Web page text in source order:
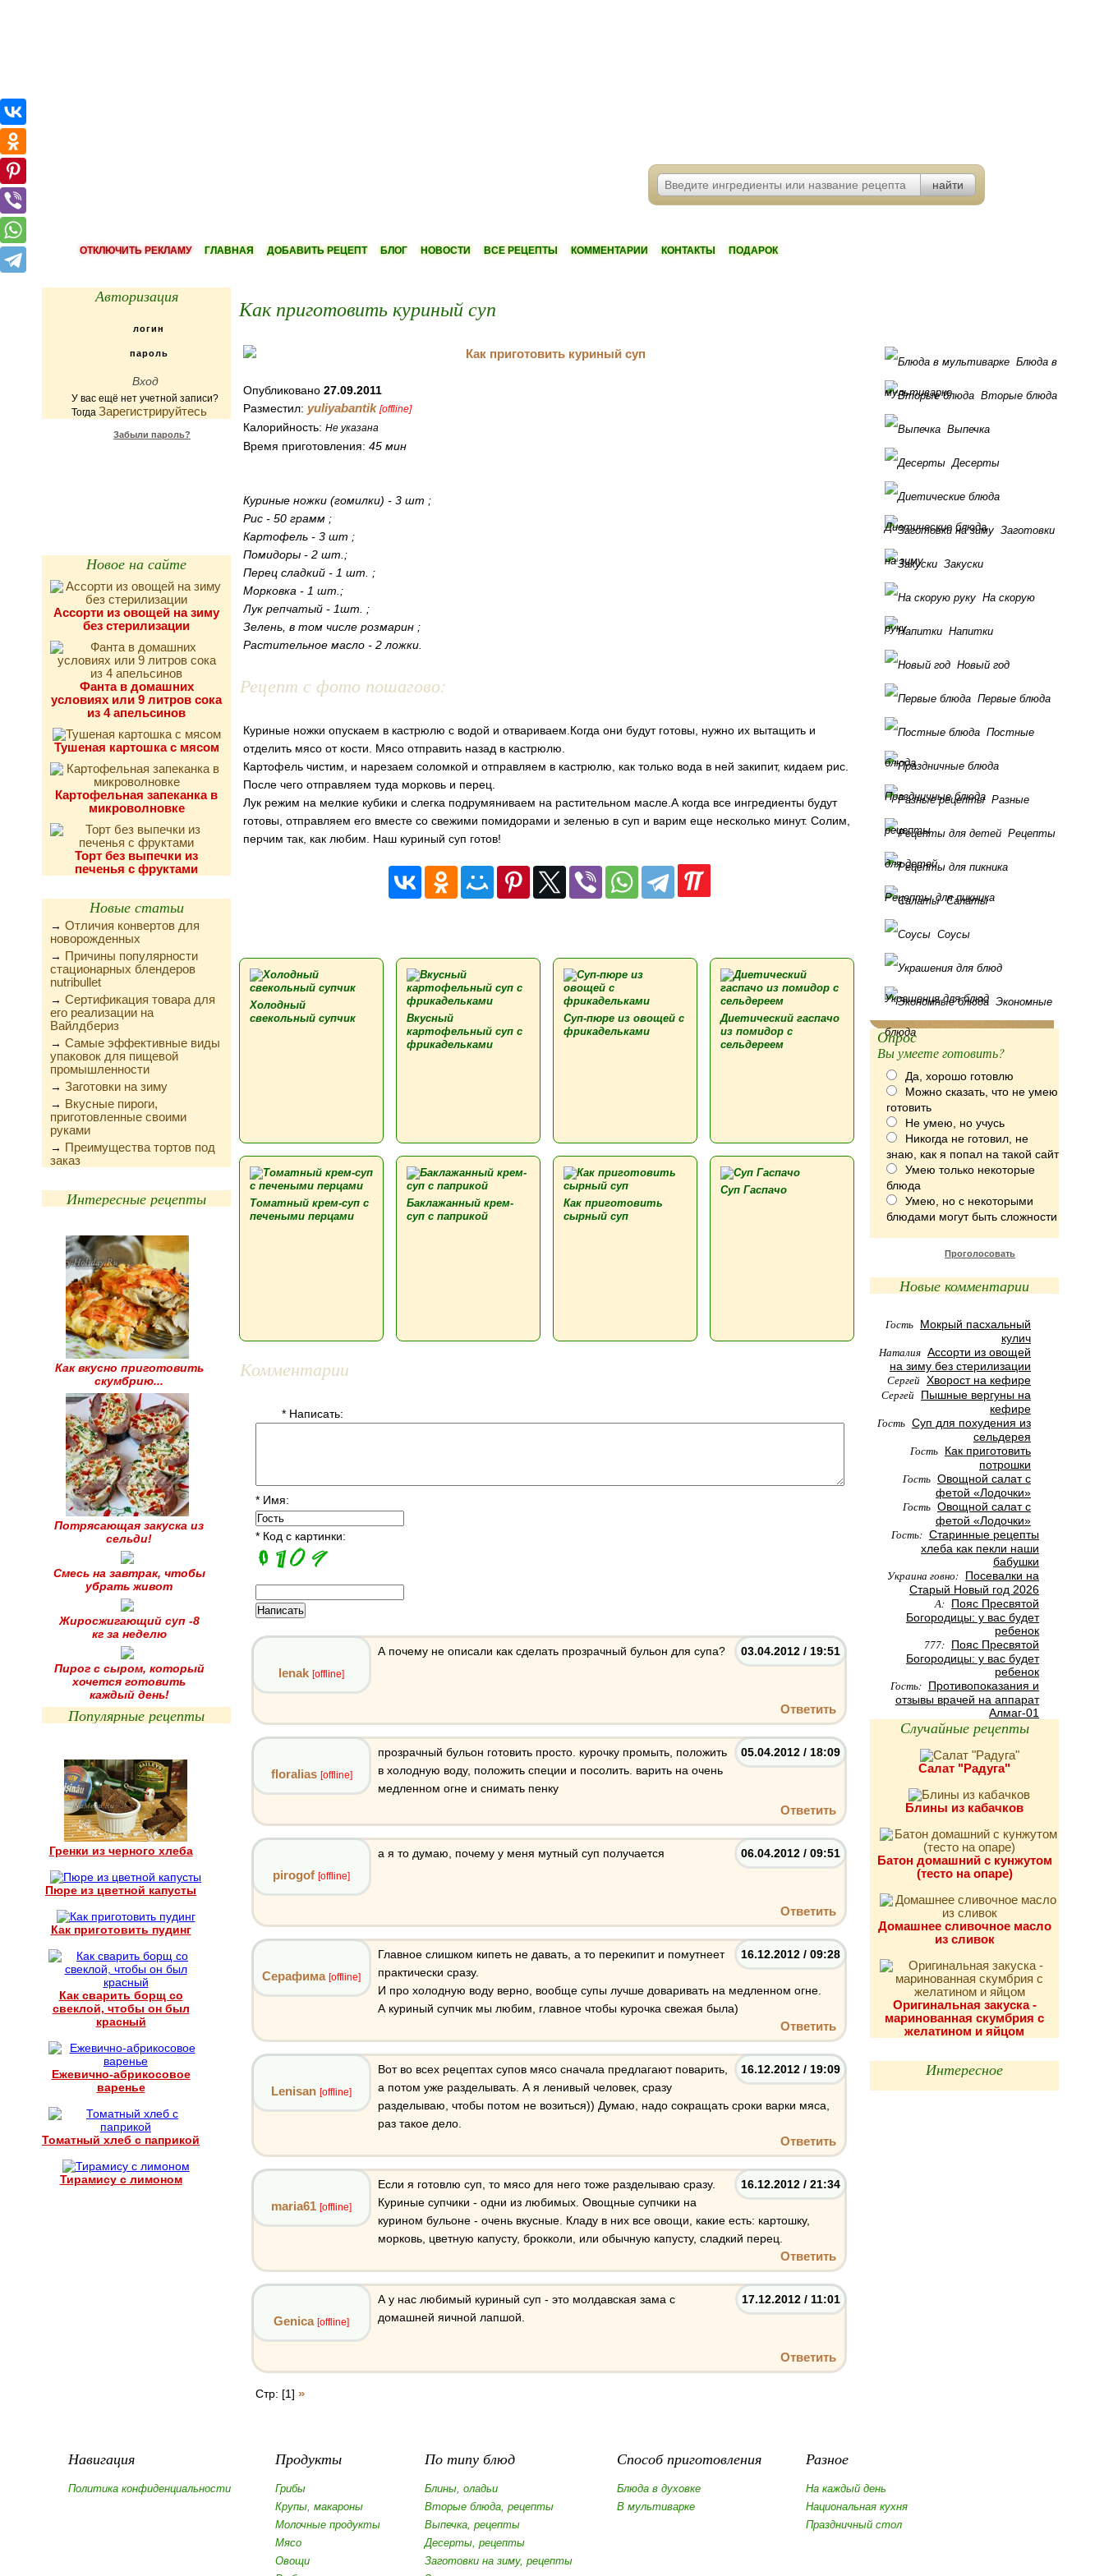
ОТКЛЮЧИТЬ РЕКЛАМУ ГЛАВНАЯ ДОБАВИТЬ РЕЦЕПТ БЛОГ НОВОСТИ ВСЕ РЕЦЕПТЫ КОММЕНТАРИИ КОНТАКТЫ ПОДАРОК
Авторизация
У вас ещё нет учетной записи?
Тогда Зарегистрируйтесь
Забыли пароль?
Новое на сайте
Ассорти из овощей на зиму
без стерилизации
Фанта в домашних
условиях или 9 литров сока
из 4 апельсинов
Тушеная картошка с мясом
Картофельная запеканка в
микроволновке
Торт без выпечки из
печенья с фруктами
Новые статьи
→ Отличия конвертов для
новорожденных
→ Причины популярности
стационарных блендеров
nutribullet
→ Сертификация товара для
его реализации на
Вайлдбериз
→ Самые эффективные виды
упаковок для пищевой
промышленности
→ Заготовки на зиму
→ Вкусные пироги,
приготовленные своими
руками
→ Преимущества тортов под
заказ
Интересные рецепты
Как вкусно приготовить
скумбрию...
Потрясающая закуска из
сельди!
Смесь на завтрак, чтобы
убрать живот
Жиросжигающий суп -8
кг за неделю
Пирог с сыром, который
хочется готовить
каждый день!
Популярные рецепты
Гренки из черного хлеба
Пюре из цветной капусты
Как приготовить пудинг
Как сварить борщ со
свеклой, чтобы он был
красный
Ежевично-абрикосовое
варенье
Томатный хлеб с паприкой
Тирамису с лимоном
Как приготовить куриный суп
Опубликовано 27.09.2011
Разместил: yuliyabantik [offline]
Калорийность: Не указана
Время приготовления: 45 мин
Куриные ножки (гомилки) - 3 шт ;
Рис - 50 грамм ;
Картофель - 3 шт ;
Помидоры - 2 шт.;
Перец сладкий - 1 шт. ;
Морковка - 1 шт.;
Лук репчатый - 1шт. ;
Зелень, в том числе розмарин ;
Растительное масло - 2 ложки.
Рецепт с фото пошагово:
Куриные ножки опускаем в кастрюлю с водой и отвариваем.Когда они будут готовы, нужно их вытащить и
отделить мясо от кости. Мясо отправить назад в кастрюлю.
Картофель чистим, и нарезаем соломкой и отправляем в кастрюлю, как только вода в ней закипит, кидаем рис.
После чего отправляем туда морковь и перец.
Лук режим на мелкие кубики и слегка подрумяниваем на растительном масле.А когда все ингредиенты будут
готовы, отправляем его вместе со свежими помидорами и зеленью в суп и варим еще несколько минут. Солим,
перчим так, как любим. Наш куриный суп готов!
Холодный
свекольный супчик
Вкусный
картофельный суп с
фрикадельками
Суп-пюре из овощей с
фрикадельками
Диетический гаспачо
из помидор с
сельдереем
Томатный крем-суп с
печеными перцами
Баклажанный крем-
суп с паприкой
Как приготовить
сырный суп
Суп Гаспачо
Комментарии
* Написать:
* Имя:
* Код с картинки:
03.04.2012 / 19:51
lenak [offline]
А почему не описали как сделать прозрачный бульон для супа?
Ответить
05.04.2012 / 18:09
floralias [offline]
прозрачный бульон готовить просто. курочку промыть, положить
в холодную воду, положить специи и посолить. варить на очень
медленном огне и снимать пенку
Ответить
06.04.2012 / 09:51
pirogof [offline]
а я то думаю, почему у меня мутный суп получается
Ответить
16.12.2012 / 09:28
Серафима [offline]
Главное слишком кипеть не давать, а то перекипит и помутнеет
практически сразу.
И про холодную воду верно, вообще супы лучше доваривать на медленном огне.
А куриный супчик мы любим, главное чтобы курочка свежая была)
Ответить
16.12.2012 / 19:09
Lenisan [offline]
Вот во всех рецептах супов мясо сначала предлагают поварить,
а потом уже разделывать. А я ленивый человек, сразу
разделываю, чтобы потом не возиться)) Думаю, надо сокращать сроки варки мяса,
раз такое дело.
Ответить
16.12.2012 / 21:34
maria61 [offline]
Если я готовлю суп, то мясо для него тоже разделываю сразу.
Куриные супчики - одни из любимых. Овощные супчики на
курином бульоне - очень вкусные. Кладу в них все овощи, какие есть: картошку,
морковь, цветную капусту, брокколи, или обычную капусту, сладкий перец.
Ответить
17.12.2012 / 11:01
Genica [offline]
А у нас любимый куриный суп - это молдавская зама с
домашней яичной лапшой.
Ответить
Стр: [1] »
Блюда в
мультиварке Вторые блюда
Выпечка
Десерты
Диетические блюда Заготовки
на зиму Закуски
На скорую
руку Напитки
Новый год
Первые блюда
Постные
блюда
Праздничные блюда Разные
рецепты Рецепты
для детей
Рецепты для пикника
Салаты
Соусы
Украшения для блюд Экономные
блюда
Опрос
Вы умеете готовить?
Да, хорошо готовлю
Можно сказать, что не умею
готовить
Не умею, но учусь
Никогда не готовил, не
знаю, как я попал на такой сайт
Умею только некоторые
блюда
Умею, но с некоторыми
блюдами могут быть сложности
Проголосовать
Новые комментарии
Гость Мокрый пасхальный
кулич
Наталия Ассорти из овощей
на зиму без стерилизации
Сергей Хворост на кефире
Сергей Пышные вергуны на
кефире
Гость Суп для похудения из
сельдерея
Гость Как приготовить
потрошки
Гость Овощной салат с
фетой «Лодочки»
Гость Овощной салат с
фетой «Лодочки»
Гость: Старинные рецепты
хлеба как пекли наши
бабушки
Украина говно: Посевалки на
Старый Новый год 2026
А: Пояс Пресвятой
Богородицы: у вас будет
ребенок
777: Пояс Пресвятой
Богородицы: у вас будет
ребенок
Гость: Противопоказания и
отзывы врачей на аппарат
Алмаг-01
Случайные рецепты
Салат "Радуга"
Блины из кабачков
Батон домашний с кунжутом
(тесто на опаре)
Домашнее сливочное масло
из сливок
Оригинальная закуска -
маринованная скумбрия с
желатином и яйцом
Интересное
Навигация
Политика конфиденциальности
Продукты
Грибы
Крупы, макароны
Молочные продукты
Мясо
Овощи
По типу блюд
Блины, оладьи
Вторые блюда, рецепты
Выпечка, рецепты
Десерты, рецепты
Заготовки на зиму, рецепты
Способ приготовления
Блюда в духовке
В мультиварке
Разное
На каждый день
Национальная кухня
Праздничный стол